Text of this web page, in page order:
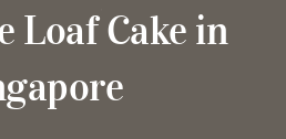
activités
Loaf Cake in